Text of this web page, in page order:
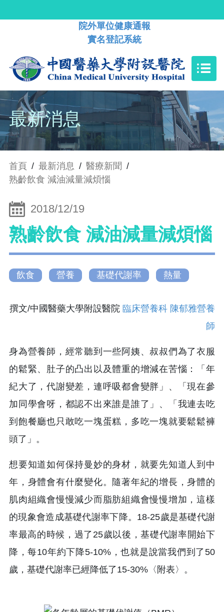
院外單位健康通報
實名登記系統
最新消息
首頁 / 最新消息 / 醫療新聞 /
熟齡飲食 減油減量減煩惱
2018/12/19
熟齡飲食 減油減量減煩惱
飲食 營養 基礎代謝率 熱量
撰文/中國醫藥大學附設醫院 臨床營養科 陳郁雅營養
師
身為營養師，經常聽到一些阿姨、叔叔們為了衣服
的鬆緊、肚子的凸出以及體重的增減在苦惱：「年
紀大了，代謝變差，連呼吸都會變胖」、「現在參
加同學會呀，都認不出來誰是誰了」、「我連去吃
到飽餐廳也只敢吃一塊蛋糕，多吃一塊就要鬆鬆褲
頭了」。
想要知道如何保持曼妙的身材，就要先知道人到中
年，身體會有什麼變化。隨著年紀的增長，身體的
肌肉組織會慢慢減少而脂肪組織會慢慢增加，這樣
的現象會造成基礎代謝率下降。18-25歲是基礎代謝
率最高的時候，過了25歲以後，基礎代謝率開始下
降，每10年約下降5-10%，也就是說當我們到了50
歲，基礎代謝率已經降低了15-30%〈附表〉。